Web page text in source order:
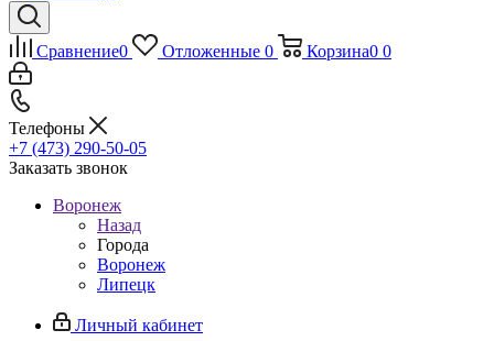
Сравнение0 Отложенные 0 Корзина0 0
Телефоны
+7 (473) 290-50-05
Заказать звонок
Воронеж
Назад
Города
Воронеж
Липецк
Личный кабинет